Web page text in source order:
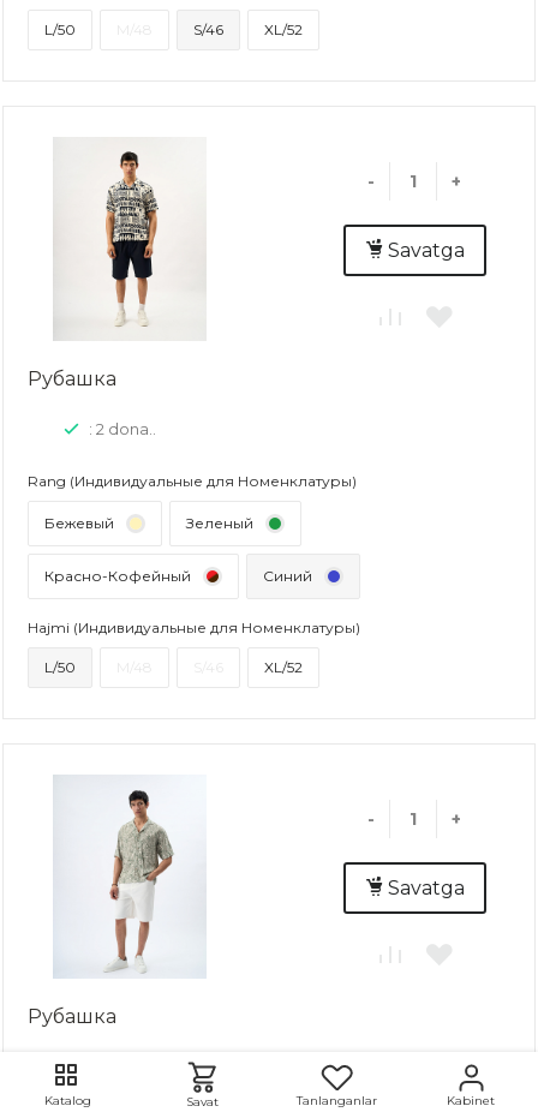
Katalog Savat Tanlanganlar Kabinet
L/50 S/46 XL/52
- +
Savatga
Рубашка
: 2 dona..
Rang (Индивидуальные для Номенклатуры)
Бежевый Зеленый
Красно-Кофейный Синий
Hajmi (Индивидуальные для Номенклатуры)
L/50 XL/52
- +
Savatga
Рубашка